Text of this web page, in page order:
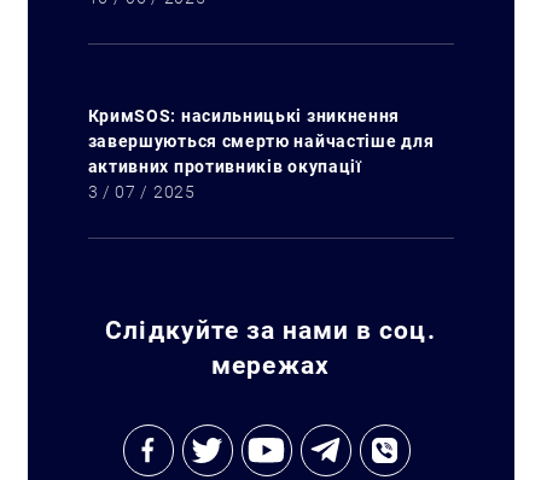
КримSOS: насильницькі зникнення
завершуються смертю найчастіше для
активних противників окупації
3 / 07 / 2025
Слідкуйте за нами в соц.
мережах